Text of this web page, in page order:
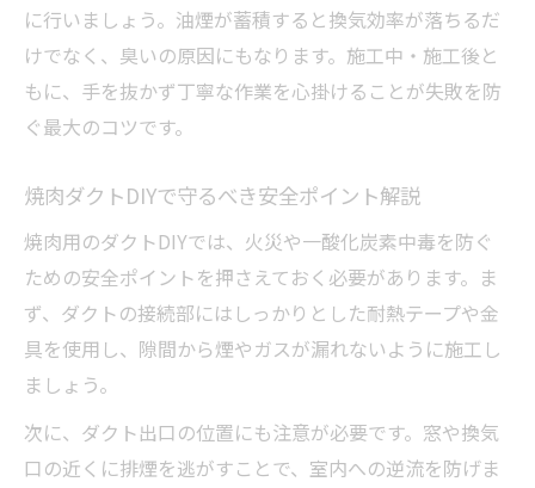
に行いましょう。油煙が蓄積すると換気効率が落ちるだ
けでなく、臭いの原因にもなります。施工中・施工後と
もに、手を抜かず丁寧な作業を心掛けることが失敗を防
ぐ最大のコツです。
焼肉ダクトDIYで守るべき安全ポイント解説
焼肉用のダクトDIYでは、火災や一酸化炭素中毒を防ぐ
ための安全ポイントを押さえておく必要があります。ま
ず、ダクトの接続部にはしっかりとした耐熱テープや金
具を使用し、隙間から煙やガスが漏れないように施工し
ましょう。
次に、ダクト出口の位置にも注意が必要です。窓や換気
口の近くに排煙を逃がすことで、室内への逆流を防げま